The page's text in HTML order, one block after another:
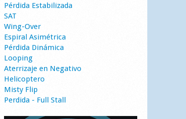
Pérdida Estabilizada
SAT
Wing-Over
Espiral Asimétrica
Pérdida Dinámica
Looping
Aterrizaje en Negativo
Helicoptero
Misty Flip
Perdida - Full Stall